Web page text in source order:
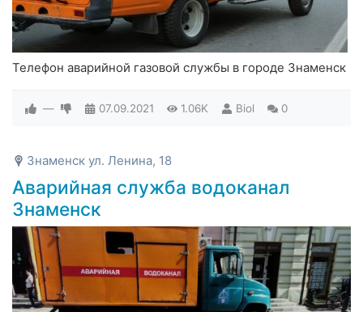
Телефон аварийной газовой службы в городе Знаменск
— 07.09.2021 1.06K Biol 0
Знаменск ул. Ленина, 18
Аварийная служба водоканал
Знаменск